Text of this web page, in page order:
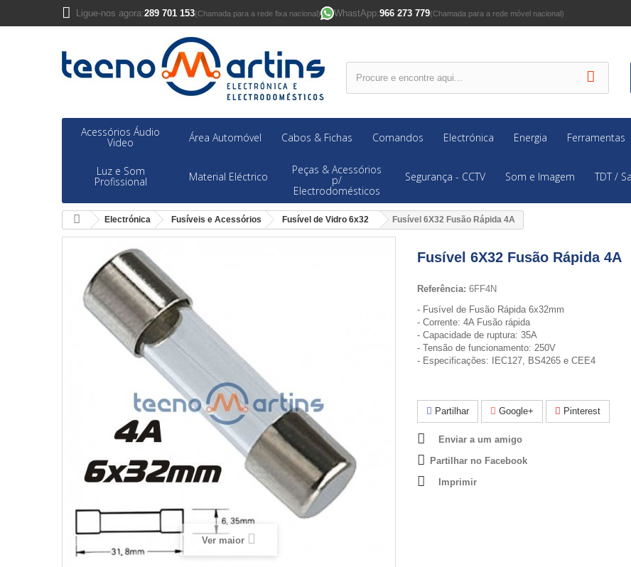
Ligue-nos agora:289 701 153(Chamada para a rede fixa nacional) WhastApp:966 273 779(Chamada para a rede móvel nacional)
Acessórios Áudio
Video Área Automóvel Cabos & Fichas Comandos Electrónica Energia Ferramentas
Luz e Som
Profissional Material Eléctrico
Peças & Acessórios
p/
Electrodomésticos
Segurança - CCTV Som e Imagem TDT /
Electrónica Fusíveis e Acessórios Fusível de Vidro 6x32 Fusível 6X32 Fusão Rápida 4A
Ver maior
Fusível 6X32 Fusão Rápida 4A
Referência: 6FF4N
- Fusível de Fusão Rápida 6x32mm
- Corrente: 4A Fusão rápida
- Capacidade de ruptura: 35A
- Tensão de funcionamento: 250V
- Especificações: IEC127, BS4265 e CEE4
Partilhar Google+ Pinterest
Enviar a um amigo
Partilhar no Facebook
Imprimir